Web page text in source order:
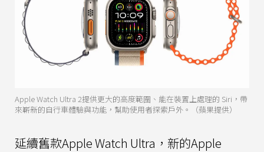
Apple Watch Ultra 2提供更大的高度範圍、能在裝置上處理的 Siri，帶
來嶄新的自行車體驗與功能，幫助使用者探索戶外。（蘋果提供）
延續舊款Apple Watch Ultra，新的Apple